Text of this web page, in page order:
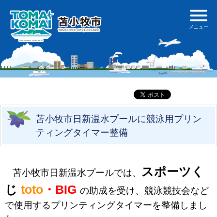
苫小牧市日新温水プールに競泳用プリン
ティングタイマー整備
苫小牧市日新温水プールでは、 スポーツく
じ toto ・BIG の助成を受け、競泳競技会など
で使用するプリンティングタイマーを整備しまし